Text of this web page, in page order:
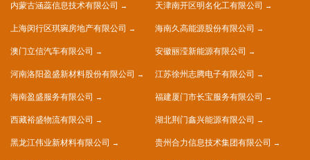
内蒙古涵蕊信息技术有限公司 天津南开区明名化工有限公司
上海闵行区琪琬房地产有限公司 海南久高能源股份有限公司
澳门立信汽车有限公司 安徽丽滢新能源有限公司
河南洛阳盈盛新材料股份有限公司 江苏徐州志腾电子有限公司
海南盈盛服务有限公司 福建厦门市长宝服务有限公司
西藏裕盛物流有限公司 湖北荆门鑫兴能源有限公司
黑龙江伟业新材料有限公司 贵州合力信息技术集团有限公司